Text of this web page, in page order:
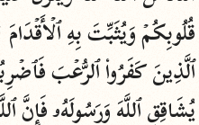
ابن جرير الطبري (٣١٠ هـ)
نحو ٢٨ مجلدًا
تفسير القرآن العظيم
ابن كثير (٧٧٤ هـ)
یُشَاقِقِ ٱللَّهَ وَرَسُولَهُۥ فَإِنَّ ٱللَّهَ شَدِیدُ ٱلۡعِقَابِ ۝١٣ ذَ ٰ⁠لِكُمۡ